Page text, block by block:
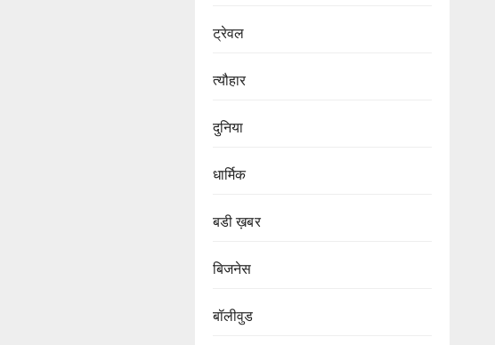
ट्रेवल
त्यौहार
दुनिया
धार्मिक
बडी ख़बर
बिजनेस
बॉलीवुड